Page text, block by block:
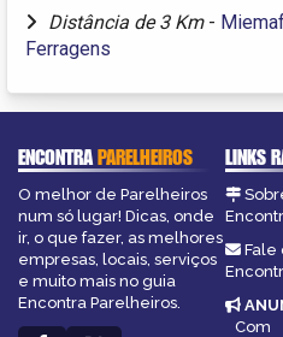
Distância de 3 Km -
Ferragens
ENCONTRAPARELHEIROS
O melhor de Parelheiros
num só lugar! Dicas, onde
ir, o que fazer, as melhores
empresas, locais, serviços
e muito mais no guia
Encontra Parelheiros.
LINKS
Fale
Com